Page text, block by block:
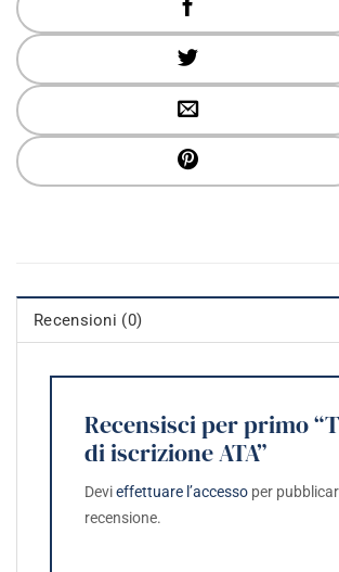
Recensioni (0)
Recensisci per primo
di iscrizione ATA”
Devieffettuare l’accesso per
recensione.